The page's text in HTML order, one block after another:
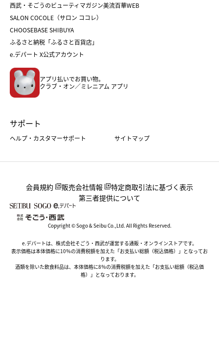
ホワイトデー
バレンタイン
ホワイトデー
おせち
フード
ホーム・キッチン＆アート
西武・そごうのビューティマガジン美流百華WEB
SALON COCOLE（サロン ココレ）
CHOOSEBASE SHIBUYA
ふるさと納税「ふるさと百貨店」
e.デパート X公式アカウント
アプリ払いでお買い物。
クラブ・オン／ミレニアム アプリ
サポート
ヘルプ・カスタマーサポート サイトマップ
会員規約 販売会社情報
特定商取引法に基づく表示
第三者提供について
Copyright © Sogo & Seibu Co.,Ltd. All Rights Reserved.
e.デパートは、株式会社そごう・西武が運営する通販・オンラインストアです。
表示価格は本体価格に10％の消費税額を加えた「お支払い総額（税込価格）」となってお
ります。
酒類を除いた飲食料品は、本体価格に8％の消費税額を加えた「お支払い総額（税込価
格）」となっております。